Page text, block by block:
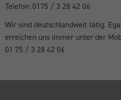
Telefon: 0175 / 3 28 42 06
Wir sind deutschlandweit tätig.
erreichen uns immer unter der
01 75 / 3 28 42 06